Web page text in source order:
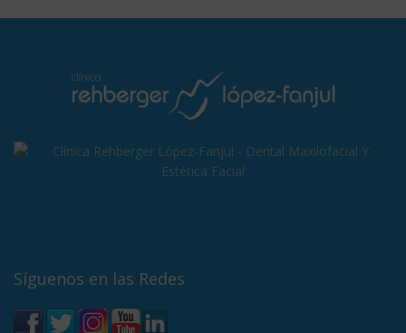
Síguenos en las Redes